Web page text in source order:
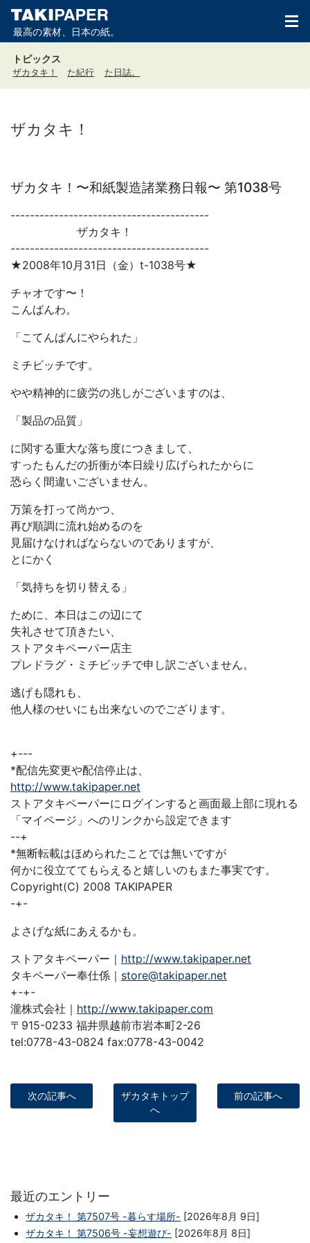
最高の素材、日本の紙。
トピックス
ザカタキ！ た紀行 た日誌。
ザカタキ！
ザカタキ！〜和紙製造諸業務日報〜 第1038号
-----------------------------------------
ザカタキ！
-----------------------------------------
★2008年10月31日（金）t-1038号★
チャオです〜！
こんばんわ。
「こてんぱんにやられた」
ミチビッチです。
やや精神的に疲労の兆しがございますのは、
「製品の品質」
に関する重大な落ち度につきまして、
すったもんだの折衝が本日繰り広げられたからに
恐らく間違いございません。
万策を打って尚かつ、
再び順調に流れ始めるのを
見届けなければならないのでありますが、
とにかく
「気持ちを切り替える」
ために、本日はこの辺にて
失礼させて頂きたい、
ストアタキペーパー店主
プレドラグ・ミチビッチで申し訳ございません。
逃げも隠れも、
他人様のせいにも出来ないのでござります。
+---
*配信先変更や配信停止は、
http://www.takipaper.net
ストアタキペーパーにログインすると画面最上部に現れる
「マイページ」へのリンクから設定できます
--+
*無断転載はほめられたことでは無いですが
何かに役立ててもらえると嬉しいのもまた事実です。
Copyright(C) 2008 TAKIPAPER
-+-
よさげな紙にあえるかも。
ストアタキペーパー｜ http://www.takipaper.net
タキペーパー奉仕係｜ store@takipaper.net
+-+-
瀧株式会社｜ http://www.takipaper.com
〒915-0233 福井県越前市岩本町2-26
tel:0778-43-0824 fax:0778-43-0042
次の記事へ
ザカタキトップ
へ
前の記事へ
最近のエントリー
ザカタキ！ 第7507号 -暮らす場所- [2026年8月 9日]
ザカタキ！ 第7506号 -妄想遊び- [2026年8月 8日]